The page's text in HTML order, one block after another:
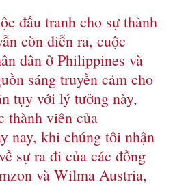
đấu tranh cho sự thành
còn diễn ra, cuộc
dân ở Philippines và
sáng truyền cảm cho
tụy với lý tưởng này,
thành viên của
nay, khi chúng tôi nhận
sự ra đi của các đồng
và Wilma Austria,